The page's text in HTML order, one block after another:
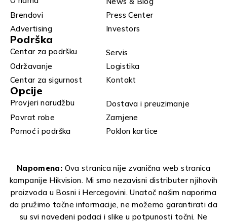
Brendovi
Press Center
Advertising
Investors
Podrška
Centar za podršku
Servis
Održavanje
Logistika
Centar za sigurnost
Kontakt
Opcije
Provjeri narudžbu
Dostava i preuzimanje
Povrat robe
Zamjene
Pomoć i podrška
Poklon kartice
Napomena: Ova stranica nije zvanična web stranica
kompanije Hikvision. Mi smo nezavisni distributer njihovih
proizvoda u Bosni i Hercegovini. Unatoč našim naporima
da pružimo tačne informacije, ne možemo garantirati da
su svi navedeni podaci i slike u potpunosti točni. Ne